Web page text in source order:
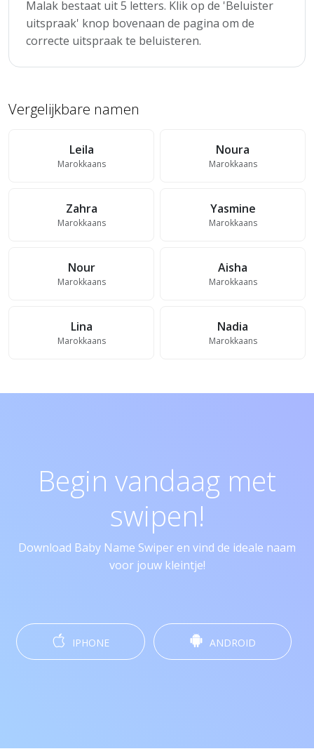
Malak bestaat uit 5 letters. Klik op de 'Beluister
uitspraak' knop bovenaan de pagina om de
correcte uitspraak te beluisteren.
Vergelijkbare namen
Leila
Marokkaans
Noura
Marokkaans
Zahra
Marokkaans
Yasmine
Marokkaans
Nour
Marokkaans
Aisha
Marokkaans
Lina
Marokkaans
Nadia
Marokkaans
Begin vandaag met
swipen!
Download Baby Name Swiper en vind de ideale naam
voor jouw kleintje!
IPHONE ANDROID